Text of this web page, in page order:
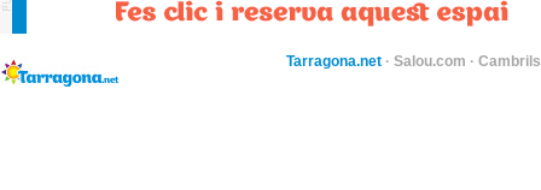
Tarragona.net · Salou.com ·